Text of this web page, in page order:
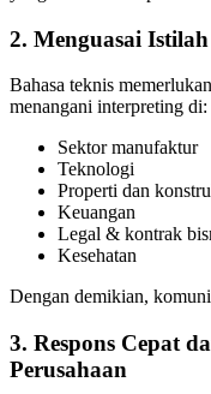
2. Menguasai
Bahasa teknis
menangani interpreting di:
Sektor manufaktur
Teknologi
Properti dan
Keuangan
Legal & kontrak
Kesehatan
Dengan demikian,
3. Respons Cepat
Perusahaan